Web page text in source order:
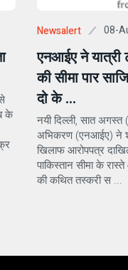
के
Newsalert 08-
एनआईए ने
की सीमा पार
दो के ...
नयी दिल्ली, सात अगस्त
अभिकरण (एनआईए) ने
खिलाफ आरोपपत्र
पाकिस्तान सीमा के
की कथित तस्करी स ...